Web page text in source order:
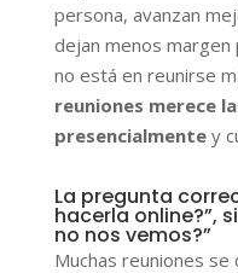
persona, avanzan
dejan menos margen
no está en reunirse
reuniones merece
presencialmentey
La pregunta
hacerla online?”,
no nos vemos?”
Muchas reuniones